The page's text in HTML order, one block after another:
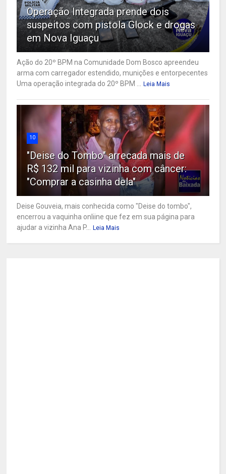
Operação Integrada prende dois
suspeitos com pistola Glock e drogas
em Nova Iguaçu
Ação do 20º BPM na Comunidade Dom Bosco apreendeu
arma com carregador estendido, munições e entorpecentes
Uma operação integrada do 20º BPM ...
Leia Mais
10
"Deise do Tombo" arrecada mais de
R$ 132 mil para vizinha com câncer:
"Comprar a casinha dela"
Deise Gouveia, mais conhecida como "Deise do tombo",
encerrou a vaquinha onliine que fez em sua página para
ajudar a vizinha Ana P...
Leia Mais